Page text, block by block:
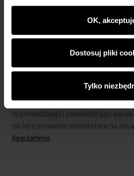
wyświetlać im dopasowane do ich
rekomendacje oraz komunikaty
najnowszych promocjach w e-
partnerom społecznościowym,
analitycznym. Partnerzy mogą
podczas korzystania z ich usług.
OK,
Dostosuj pliki
Tylko
Newsletter
Bądź na bieżąco z nowościami i
Zapisz
Wprowadzając i zatwierdzając
na otrzymywanie newslettera na
Regulaminie.